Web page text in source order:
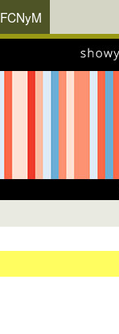
FCNyM